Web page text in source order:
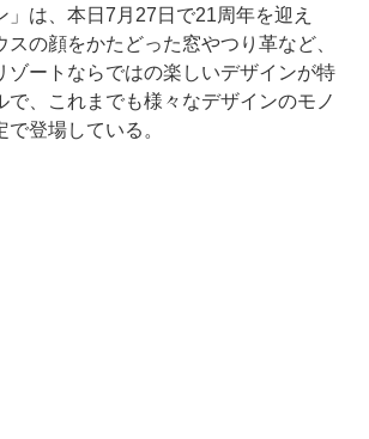
」は、本日7月27日で21周年を迎え
スの顔をかたどった窓やつり革など、
ゾートならではの楽しいデザインが特
で、これまでも様々なデザインのモノ
登場している。